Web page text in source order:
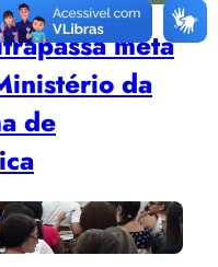
meta
da
de